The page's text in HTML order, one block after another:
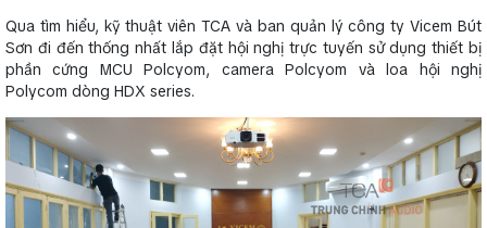
Qua tìm hiểu, kỹ thuật viên TCA và ban quản lý công ty Vicem Bút
Sơn đi đến thống nhất lắp đặt hội nghị trực tuyến sử dụng thiết bị
phần cứng MCU Polcyom, camera Polcyom và loa hội nghị
Polycom dòng HDX series.